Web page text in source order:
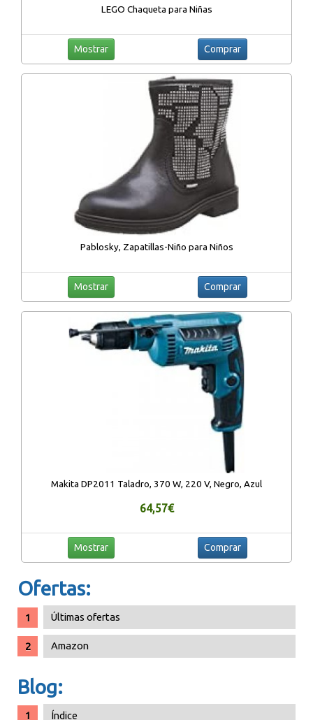
LEGO Chaqueta para Niñas
Mostrar Comprar
Pablosky, Zapatillas-Niño para Niños
Mostrar Comprar
Makita DP2011 Taladro, 370 W, 220 V, Negro, Azul
64,57€
Mostrar Comprar
Ofertas:
Últimas ofertas
Amazon
Blog:
Índice